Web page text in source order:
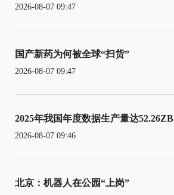
2026-08-07 09:47
国产新药为何被全球“扫货”
2026-08-07 09:47
2025年我国年度数据生产量达52.26ZB
2026-08-07 09:46
北京：机器人在公园“上岗”